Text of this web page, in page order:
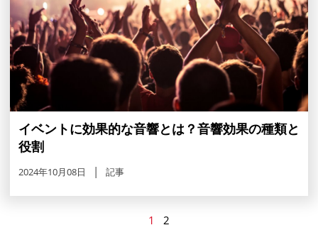
イベントに効果的な音響とは？音響効果の種類と
役割
2024年10月08日 記事
1 2